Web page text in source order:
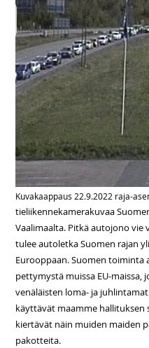
Kuvakaappaus 22.9.2022 raja-
tieliikennekamerakuvaa
Vaalimaalta. Pitkä autojono vie
tulee autoletka Suomen rajan
Eurooppaan. Suomen toiminta
pettymystä muissa EU-
venäläisten loma- ja
käyttävät maamme hallituksen
kiertävät näin muiden maiden
pakotteita.